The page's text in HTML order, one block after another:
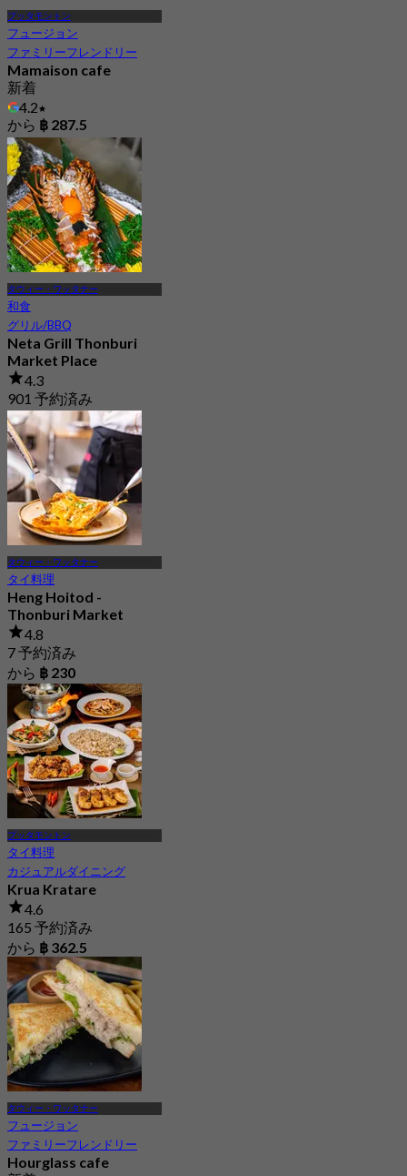
プッタモントン
フュージョン
ファミリーフレンドリー
Mamaison cafe
新着
4.2
から ฿ 287.5
タウィー・ワッタナー
和食
グリル/BBQ
Neta Grill Thonburi
Market Place
4.3
901 予約済み
から฿ 526
タウィー・ワッタナー
タイ料理
Heng Hoitod -
Thonburi Market
4.8
7 予約済み
から ฿ 230
プッタモントン
タイ料理
カジュアルダイニング
Krua Kratare
4.6
165 予約済み
から ฿ 362.5
タウィー・ワッタナー
フュージョン
ファミリーフレンドリー
Hourglass cafe